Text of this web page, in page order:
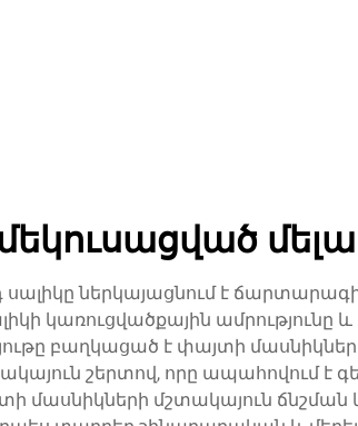
սալիկը ներկայացնում է
կառուցվածքային
բաղկացած է փայտի
շերտով, որը ապահովում է
մասնիկների մշտակայուն